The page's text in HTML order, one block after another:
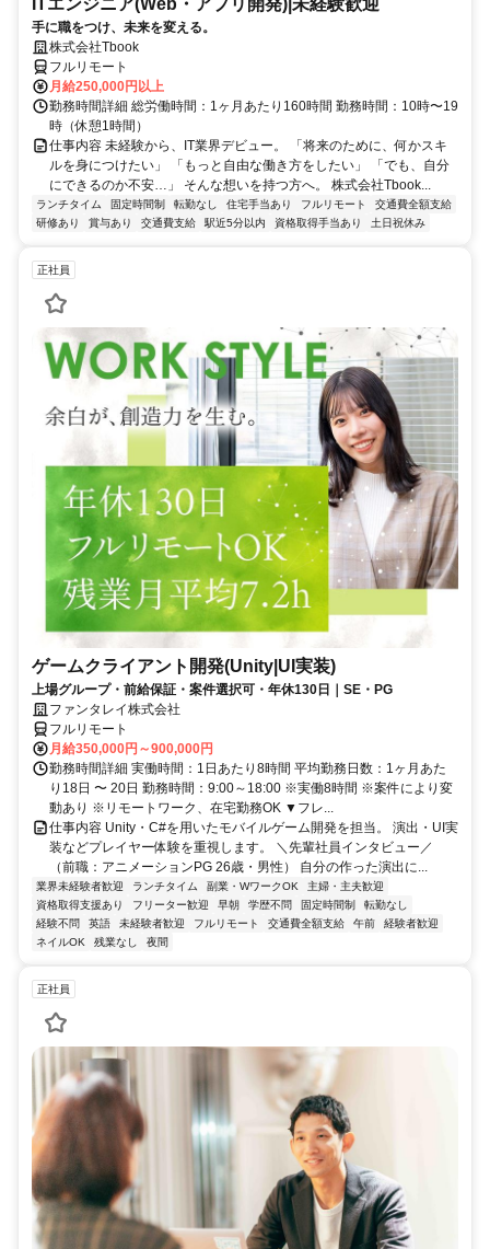
ITエンジニア(Web・アプリ開発)|未経験歓迎
手に職をつけ、未来を変える。
株式会社Tbook
フルリモート
月給250,000円以上
勤務時間詳細 総労働時間：1ヶ月あたり160時間 勤務時間：10時〜19
時（休憩1時間）
仕事内容 未経験から、IT業界デビュー。 「将来のために、何かスキ
ルを身につけたい」 「もっと自由な働き方をしたい」 「でも、自分
にできるのか不安…」 そんな想いを持つ方へ。 株式会社Tbook...
ランチタイム 固定時間制 転勤なし 住宅手当あり フルリモート
交通費全額支給
研修あり
賞与あり 交通費支給 駅近5分以内 資格取得手当あり 土日祝休み
正社員
ゲームクライアント開発(Unity|UI実装)
上場グループ・前給保証・案件選択可・年休130日｜SE・PG
ファンタレイ株式会社
フルリモート
月給350,000円～900,000円
勤務時間詳細 実働時間：1日あたり8時間 平均勤務日数：1ヶ月あた
り18日 〜 20日 勤務時間：9:00～18:00 ※実働8時間 ※案件により変
動あり ※リモートワーク、在宅勤務OK ▼フレ...
仕事内容 Unity・C#を用いたモバイルゲーム開発を担当。 演出・UI実
装などプレイヤー体験を重視します。 ＼先輩社員インタビュー／
（前職：アニメーションPG 26歳・男性） 自分の作った演出に...
業界未経験者歓迎 ランチタイム 副業・WワークOK
主婦・主夫歓迎
資格取得支援あり
フリーター歓迎 早朝 学歴不問 固定時間制
転勤なし
経験不問
英語 未経験者歓迎 フルリモート 交通費全額支給 午前
経験者歓迎
ネイルOK
残業なし 夜間
正社員